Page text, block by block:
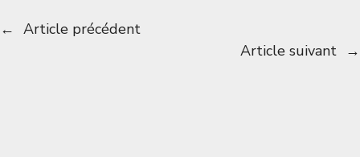
← Article précédent
Article suivant →